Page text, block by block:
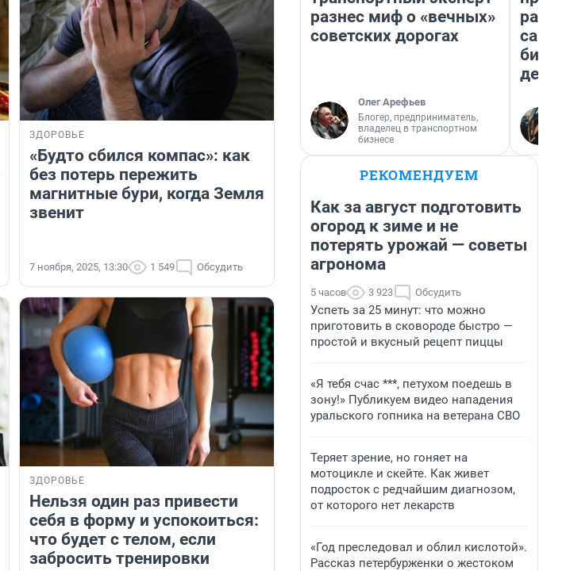
ЗДОРОВЬЕ
«Будто сбился компас»: как
без потерь пережить
магнитные бури, когда Земля
звенит
7 ноября, 2025, 13:30 1 549 Обсудить
ЗДОРОВЬЕ
Нельзя один раз привести
себя в форму и успокоиться:
что будет с телом, если
забросить тренировки
разнес миф о «вечных»
советских дорогах
Олег Арефьев
Блогер, предприниматель,
владелец в транспортном
бизнесе
РЕКОМЕНДУЕМ
Как за август подготовить
огород к зиме и не
потерять урожай — советы
агронома
5 часов 3 923 Обсудить
Успеть за 25 минут: что можно
приготовить в сковороде быстро —
простой и вкусный рецепт пиццы
«Я тебя счас ***, петухом поедешь в
зону!» Публикуем видео нападения
уральского гопника на ветерана СВО
Теряет зрение, но гоняет на
мотоцикле и скейте. Как живет
подросток с редчайшим диагнозом,
от которого нет лекарств
«Год преследовал и облил кислотой».
Рассказ петербурженки о жестоком